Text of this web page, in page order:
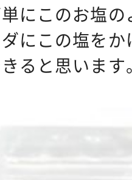
にこのお塩
にこの塩を
ると思います